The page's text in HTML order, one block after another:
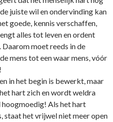
juiste wil en ondervinding kan
goede, kennis verschaffen,
alles tot leven en ordent
moet reeds in de
mens tot een waar mens, vóór
in het begin is bewerkt, maar
hart zich en wordt weldra
hoogmoedig! Als het hart
staat het vrijwel niet meer open